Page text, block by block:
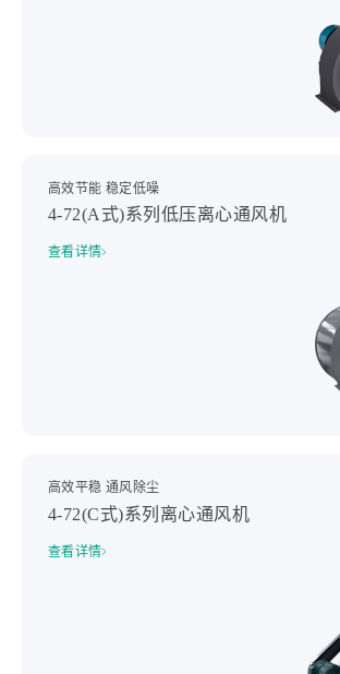
高效节能 稳定低噪
4-72(A式)系列低压离心通风机
查看详情
高效平稳 通风除尘
4-72(C式)系列离心通风机
查看详情